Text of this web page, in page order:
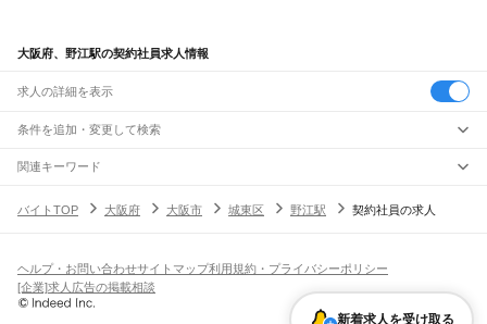
大阪府、野江駅の契約社員求人情報
求人の詳細を表示
条件を追加・変更して検索
市区町村を追加・変更
大阪府すべて
生野区旭区城東区阿倍野区 住吉区東住吉区西成区淀川区 鶴見区
平野区北区中央区
駅を追加・変更
島本駅 高槻駅摂津富田駅 JR総持寺駅茨木駅 千里丘駅 岸辺駅吹田駅
新大阪駅大阪駅
JR神戸線(大阪～神戸)
飲食・フードサービス
飲食・フードサービス
ホールスタッフ
皿洗い・洗い場精肉・鮮魚加工
バー（BAR）・バーテンダー
特徴を追加・変更
人気
関連キーワード
バイトTOP
大阪府 大阪市 城東区 野江駅 契約社員の求人
新着求人を受け取る
ヘルプ・お問い合わせサイトマップ利用規約・プライバシーポリシー
[企業]求人広告の掲載相談